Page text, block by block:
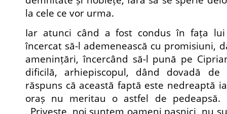
la cele ce vor urma.
Iar atunci când a fost condus în fața
încercat să-l ademenească cu promisiuni,
amenințări, încercând să-l pună pe
dificilă, arhiepiscopul, dând dovadă
răspuns că această faptă este nedreaptă
oraș nu meritau o astfel de pedeapsă.
,,Privește, noi suntem oameni pașnici, nu